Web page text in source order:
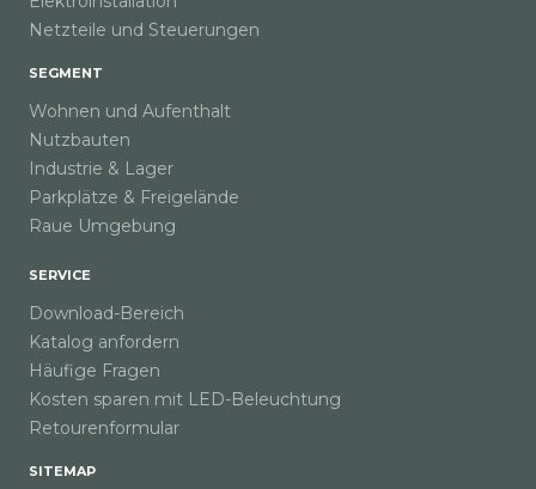
Netzteile und Steuerungen
SEGMENT
Wohnen und Aufenthalt
Nutzbauten
Industrie & Lager
Parkplätze & Freigelände
Raue Umgebung
SERVICE
Download-Bereich
Katalog anfordern
Häufige Fragen
Kosten sparen mit LED-Beleuchtung
Retourenformular
SITEMAP